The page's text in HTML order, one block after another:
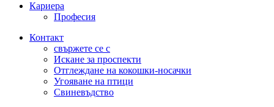
Кариера
Професия
Контакт
свържете се с
Искане за проспекти
Отглеждане на кокошки-носачки
Угояване на птици
Свиневъдство